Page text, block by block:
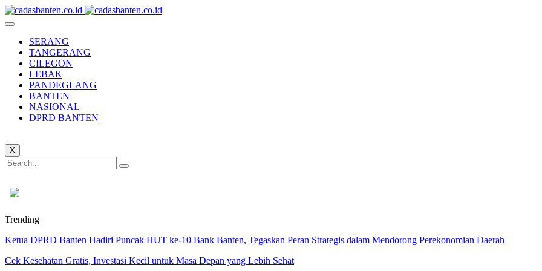
SERANG
TANGERANG
CILEGON
LEBAK
PANDEGLANG
BANTEN
NASIONAL
DPRD BANTEN
X
Trending
Ketua DPRD Banten Hadiri Puncak HUT ke-10 Bank Banten, Tegaskan Peran Strategis dalam Mendorong Perekonomian Daerah
Cek Kesehatan Gratis, Investasi Kecil untuk Masa Depan yang Lebih Sehat